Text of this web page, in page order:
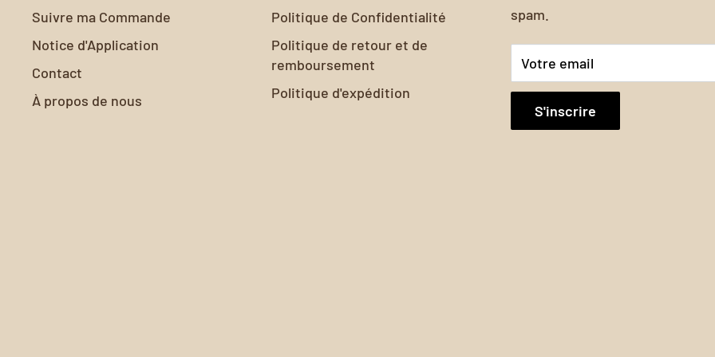
peint à votre intérieur, vous pouvez influencer positivement l'humeur
des occupants en leur offrant un espace chic et harmonieux.
Suivre ma Commande
Notice d'Application
Contact
À propos de nous
Politique de Confidentialité
Politique de retour et de
remboursement
Politique d'expédition
spam.
Votre email
S'inscrire